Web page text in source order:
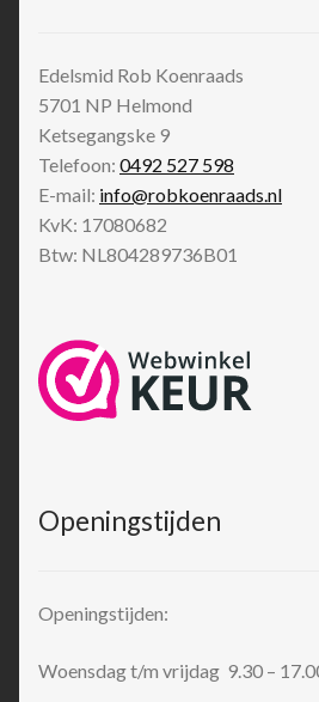
Edelsmid Rob Koenraads
5701 NP Helmond
Ketsegangske 9
Telefoon: 0492 527 598
E-mail: info@robkoenraads.nl
KvK: 17080682
Btw: NL804289736B01
Openingstijden
Openingstijden:
Woensdag t/m vrijdag 9.30 –